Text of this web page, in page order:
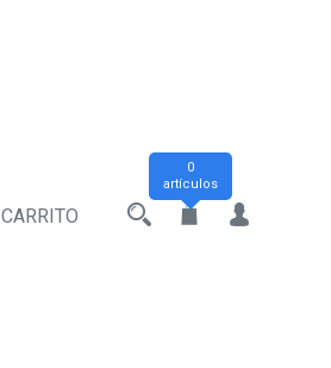
CARRITO
0
artículos